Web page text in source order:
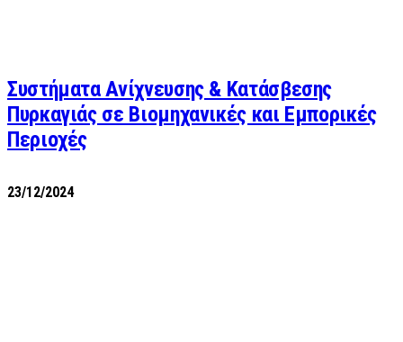
Συστήματα Ανίχνευσης & Κατάσβεσης
Πυρκαγιάς σε Βιομηχανικές και Εμπορικές
Περιοχές
23/12/2024